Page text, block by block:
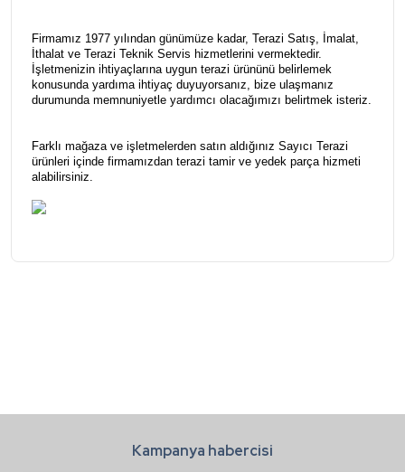
Firmamız 1977 yılından günümüze kadar, Terazi Satış, İmalat,
İthalat ve Terazi Teknik Servis hizmetlerini vermektedir.
İşletmenizin ihtiyaçlarına uygun terazi ürününü belirlemek
konusunda yardıma ihtiyaç duyuyorsanız, bize ulaşmanız
durumunda memnuniyetle yardımcı olacağımızı belirtmek isteriz.
Farklı mağaza ve işletmelerden satın aldığınız Sayıcı Terazi
ürünleri içinde firmamızdan terazi tamir ve yedek parça hizmeti
alabilirsiniz.
konularda yetersiz gördüğünüz noktaları öneri formunu
Ürün fiyatı diğer sitelerden daha pahalı.
Kampanya habercisi